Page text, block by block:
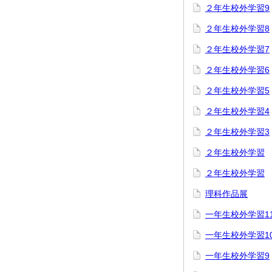
２年生校外学習9
２年生校外学習8
２年生校外学習7
２年生校外学習6
２年生校外学習5
２年生校外学習4
２年生校外学習3
２年生校外学習
２年生校外学習
理科作品展
一年生校外学習
一年生校外学習
一年生校外学習9